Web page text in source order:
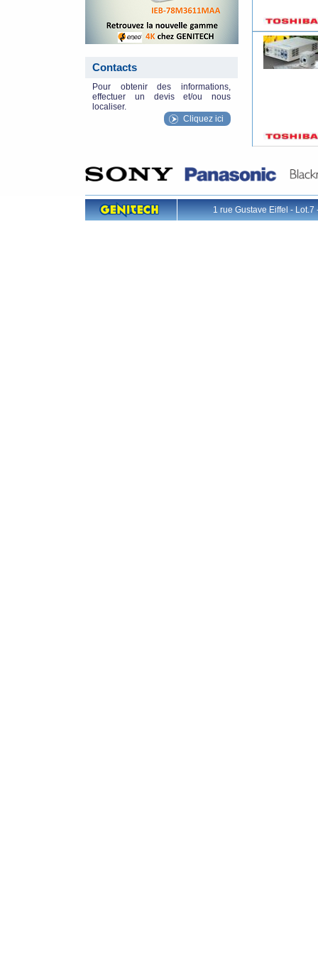
Contacts
Pour obtenir des informations,
effectuer un devis et/ou nous
localiser.
Cliquez ici
1 rue Gustave Eiffel -